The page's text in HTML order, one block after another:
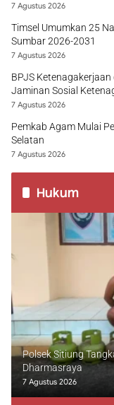
7 Agustus 2026
Timsel Umumkan 25
Sumbar 2026-2031
7 Agustus 2026
BPJS
Jaminan Sosial
7 Agustus 2026
Pemkab Agam Mulai
Selatan
7 Agustus 2026
Hukum
Polsek Sitiung
Dharmasraya
7 Agustus 2026